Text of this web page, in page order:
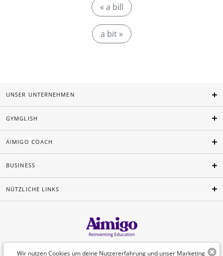
« a bill
a bit »
Wir nutzen Cookies um deine Nutzererfahrung und unser Marketing
UNSER UNTERNEHMEN
GYMGLISH
AIMIGO COACH
BUSINESS
NÜTZLICHE LINKS
Deutsch